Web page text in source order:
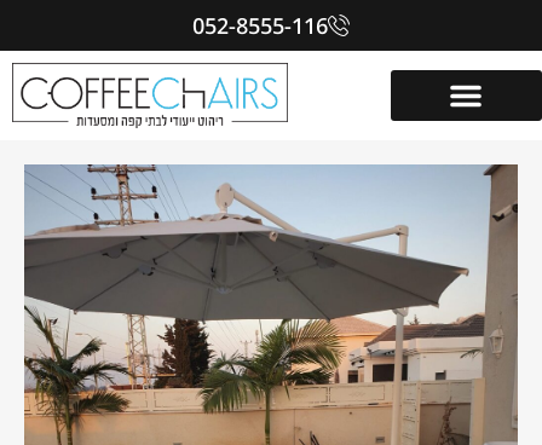
052-8555-116